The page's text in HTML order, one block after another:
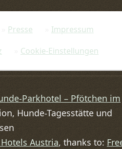
Presse
Impressum
Cookie-Einstellungen
Parkhotel – Pfötchen im
Hunde-Tagesstätte und
Austria, thanks to: